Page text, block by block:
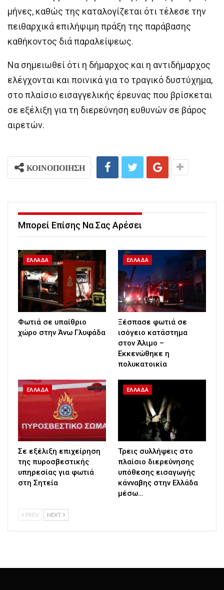
μήνες, καθώς της καταλογίζεται ότι τέλεσε την
πειθαρχικά επιλήψιμη πράξη της παράβασης
καθήκοντος διά παραλείψεως.
Να σημειωθεί ότι η δήμαρχος και η αντιδήμαρχος
ελέγχονται και ποινικά για το τραγικό δυστύχημα,
στο πλαίσιο εισαγγελικής έρευνας που βρίσκεται
σε εξέλιξη για τη διερεύνηση ευθυνών σε βάρος
αιρετών.
ΚΟΙΝΟΠΟΙΗΣΗ
Μπορεί Επίσης Να Σας Αρέσει
ΕΛΛΑΔΑ
Φωτιά σε υπαίθριο
χώρο στην Άνω Γλυφάδα
ΕΛΛΑΔΑ
Ξέσπασε φωτιά σε
ισόγειο κατάστημα
στον Άλιμο –
Εκκενώθηκε η
πολυκατοικία
ΕΛΛΑΔΑ
Σε εξέλιξη επιχείρηση
της πυροσβεστικής
υπηρεσίας για φωτιά
στη Σητεία
ΕΛΛΑΔΑ
Τρεις συλλήψεις στο
πλαίσιο διερεύνησης
υπόθεσης εισαγωγής
κάνναβης στην Ελλάδα
μέσω…
PREV NEXT